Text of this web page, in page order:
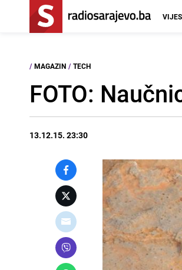
/ MAGAZIN / TECH
FOTO:
13.12.15. 23:30